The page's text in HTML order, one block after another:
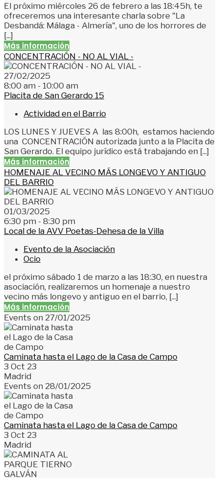
El próximo miércoles 26 de febrero a las 18:45h, te
ofreceremos una interesante charla sobre "La
Desbandá: Málaga - Almería", uno de los horrores de
[...]
Más información
CONCENTRACIÓN - NO AL VIAL -
27/02/2025
8:00 am - 10:00 am
Placita de San Gerardo 15
Actividad en el Barrio
LOS LUNES Y JUEVES A las 8:00h, estamos haciendo
una CONCENTRACIÓN autorizada junto a la Placita de
San Gerardo. El equipo jurídico está trabajando en [...]
Más información
HOMENAJE AL VECINO MÁS LONGEVO Y ANTIGUO
DEL BARRIO
01/03/2025
6:30 pm - 8:30 pm
Local de la AVV Poetas-Dehesa de la Villa
Evento de la Asociación
Ocio
el próximo sábado 1 de marzo a las 18:30, en nuestra
asociación, realizaremos un homenaje a nuestro
vecino más longevo y antiguo en el barrio, [...]
Más información
Events on 27/01/2025
Caminata hasta el Lago de la Casa de Campo
3 Oct 23
Madrid
Events on 28/01/2025
Caminata hasta el Lago de la Casa de Campo
3 Oct 23
Madrid